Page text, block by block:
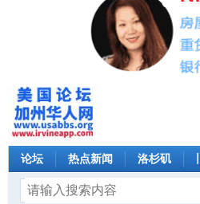
论坛 热点新闻 洛杉矶